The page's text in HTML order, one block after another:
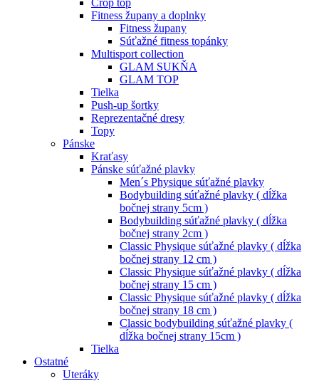
Crop top
Fitness župany a doplnky
Fitness župany
Súťažné fitness topánky
Multisport collection
GLAM SUKŇA
GLAM TOP
Tielka
Push-up šortky
Reprezentačné dresy
Topy
Pánske
Kraťasy
Pánske súťažné plavky
Men´s Physique súťažné plavky
Bodybuilding súťažné plavky ( dĺžka
bočnej strany 5cm )
Bodybuilding súťažné plavky ( dĺžka
bočnej strany 2cm )
Classic Physique súťažné plavky ( dĺžka
bočnej strany 12 cm )
Classic Physique súťažné plavky ( dĺžka
bočnej strany 15 cm )
Classic Physique súťažné plavky ( dĺžka
bočnej strany 18 cm )
Classic bodybuilding súťažné plavky (
dĺžka bočnej strany 15cm )
Tielka
Ostatné
Uteráky